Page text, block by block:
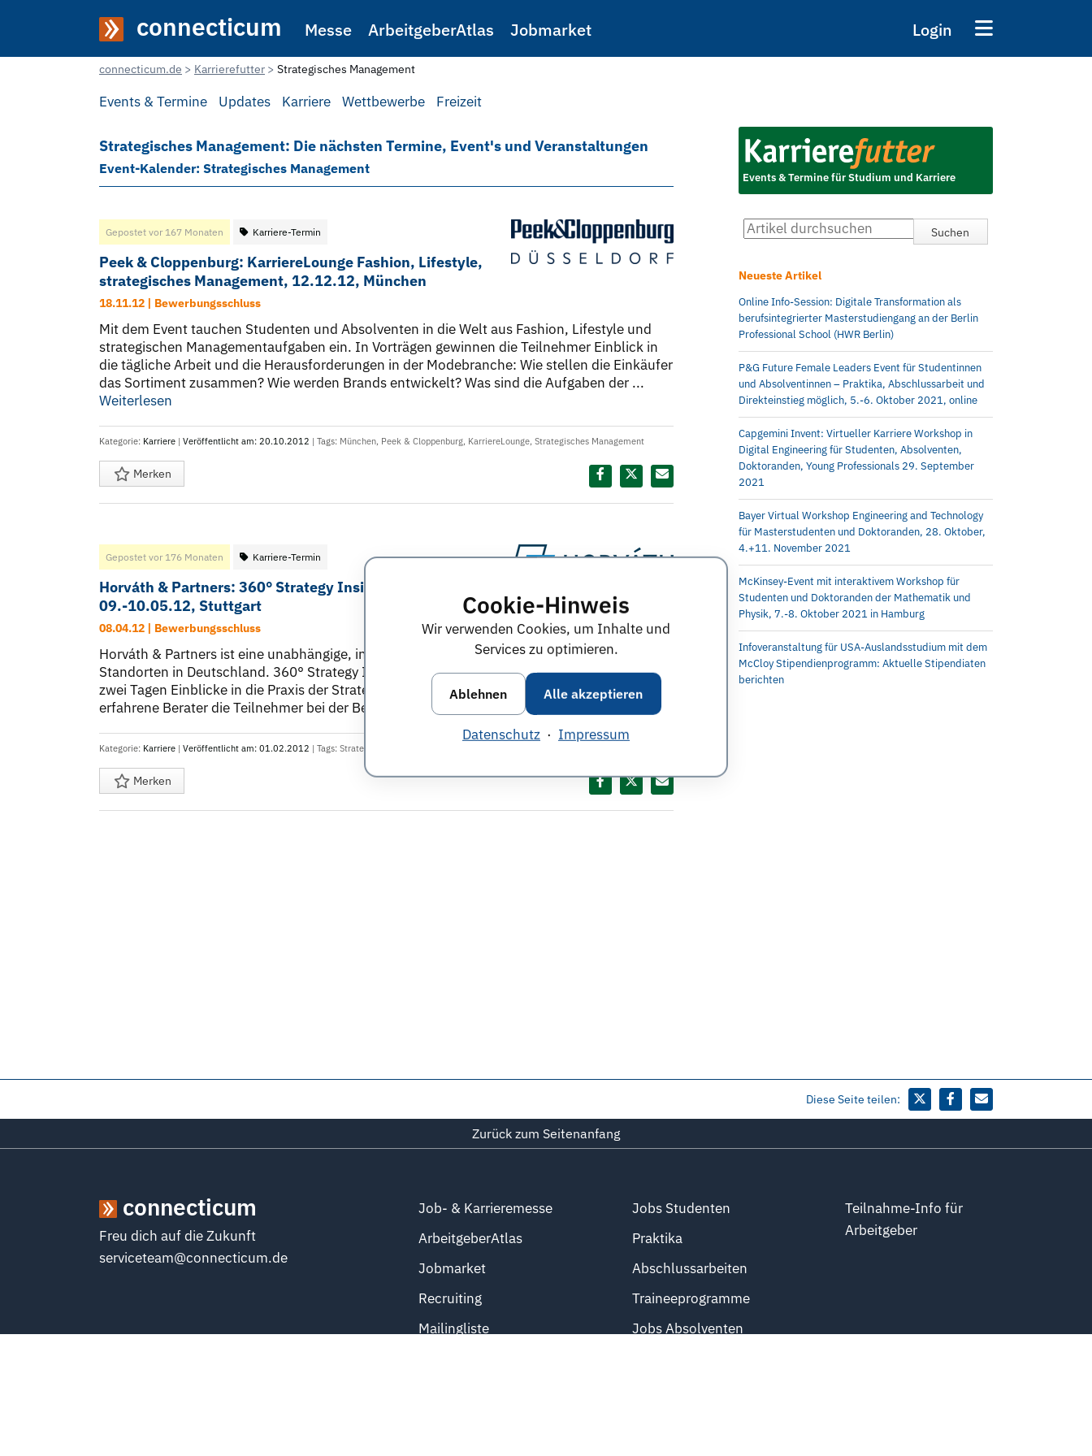
Cookie-Hinweis
Wir verwenden Cookies, um Inhalte und
Services zu optimieren.
Ablehnen Alle akzeptieren
Datenschutz · Impressum
connecticum Messe ArbeitgeberAtlas Jobmarket Login
connecticum.de Karrierefutter Strategisches Management
Events & Termine Updates Karriere Wettbewerbe Freizeit
Strategisches Management: Die nächsten Termine, Event's und Veranstaltungen
Event-Kalender: Strategisches Management
Gepostet vor 167 Monaten Karriere-Termin
Peek & Cloppenburg: KarriereLounge Fashion, Lifestyle,
strategisches Management, 12.12.12, München
18.11.12 | Bewerbungsschluss
Mit dem Event tauchen Studenten und Absolventen in die Welt aus Fashion, Lifestyle und
strategischen Managementaufgaben ein. In Vorträgen gewinnen die Teilnehmer Einblick in
die tägliche Arbeit und die Herausforderungen in der Modebranche: Wie stellen die Einkäufer
das Sortiment zusammen? Wie werden Brands entwickelt? Was sind die Aufgaben der ...
Weiterlesen
Kategorie: Karriere | Veröffentlicht am: 20.10.2012 | Tags: München, Peek & Cloppenburg, KarriereLounge, Strategisches Management
Merken
Gepostet vor 176 Monaten Karriere-Termin
Horváth & Partners: 360° Strategy Insights,
09.-10.05.12, Stuttgart
08.04.12 | Bewerbungsschluss
Horváth & Partners ist eine unabhängige, international tätige Managementberatung mit fünf
Standorten in Deutschland. 360° Strategy Insights bietet Studenten und Promovierenden an
zwei Tagen Einblicke in die Praxis der Strategieentwicklung: Am ersten Tag begleiten
erfahrene Berater die Teilnehmer bei der Bearbeitung einer Fallstudie. Am ...
Kategorie: Karriere | Veröffentlicht am: 01.02.2012 | Tags: Strategisches Management
Merken Diesen Termin teilen:
Events & Termine für Studium und Karriere
Neueste Artikel
Online Info-Session: Digitale Transformation als
berufsintegrierter Masterstudiengang an der Berlin
Professional School (HWR Berlin)
P&G Future Female Leaders Event für Studentinnen
und Absolventinnen – Praktika, Abschlussarbeit und
Direkteinstieg möglich, 5.-6. Oktober 2021, online
Capgemini Invent: Virtueller Karriere Workshop in
Digital Engineering für Studenten, Absolventen,
Doktoranden, Young Professionals 29. September
2021
Bayer Virtual Workshop Engineering and Technology
für Masterstudenten und Doktoranden, 28. Oktober,
4.+11. November 2021
McKinsey-Event mit interaktivem Workshop für
Studenten und Doktoranden der Mathematik und
Physik, 7.-8. Oktober 2021 in Hamburg
Infoveranstaltung für USA-Auslandsstudium mit dem
McCloy Stipendienprogramm: Aktuelle Stipendiaten
berichten
Diese Seite teilen:
Zurück zum Seitenanfang
connecticum
Freu dich auf die Zukunft
serviceteam@connecticum.de
Job- & Karrieremesse
ArbeitgeberAtlas
Jobmarket
Recruiting
Mailingliste
Jobs Studenten
Praktika
Abschlussarbeiten
Traineeprogramme
Jobs Absolventen
Teilnahme-Info für
Arbeitgeber